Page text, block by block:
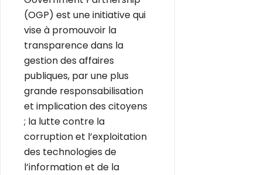
(OGP) est une initiative qui
vise à promouvoir la
transparence dans la
gestion des affaires
publiques, par une plus
grande responsabilisation
et implication des citoyens
; la lutte contre la
corruption et l’exploitation
des technologies de
l’information et de la